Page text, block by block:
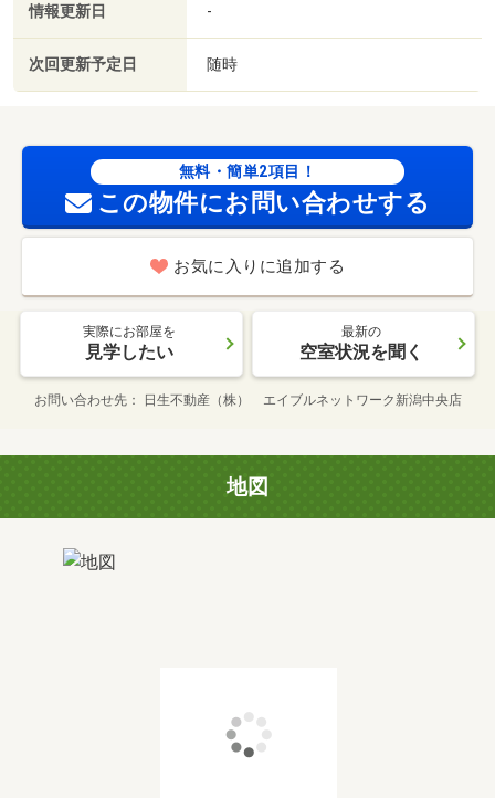
情報更新日 -
次回更新予定日 随時
無料・簡単2項目！
この物件にお問い合わせする
お気に入りに追加する
実際にお部屋を
見学したい
最新の
空室状況を聞く
お問い合わせ先 日生不動産（株） エイブルネットワーク新潟中央店
地図